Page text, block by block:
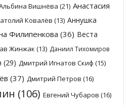
Вишнёва (21) Анастасия
Ковалёв (13) Аннушка
Филипенкова (36) Веста
Жинжак (13) Даниил Тихомиров
(29) Дмитрий Игнатов Скиф (15)
(37) Дмитрий Петров (16)
(106) Евгений Чубаров (16)